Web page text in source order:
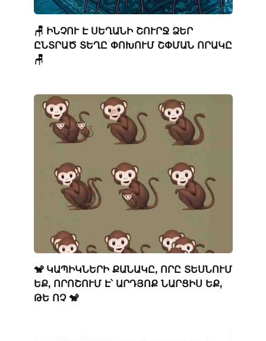
🪑 ԻՆՉՈՒ Է ՍԵՂԱՆԻ ՇՈՒՐՋ ՁԵՐ
ԸՆՏՐԱԾ ՏԵՂԸ ՓՈԽՈՒՄ ՇՓՄԱՆ ՈՐԱԿԸ
🪑
🐒 ԿԱՊԻԿՆԵՐԻ ՔԱՆԱԿԸ, ՈՐԸ ՏԵՍՆՈՒՄ
ԵՔ, ՈՐՈՇՈՒՄ Է՝ ԱՐԴՅՈՔ ՆԱՐՑԻՍ ԵՔ,
ԹԵ ՈՉ 🐒